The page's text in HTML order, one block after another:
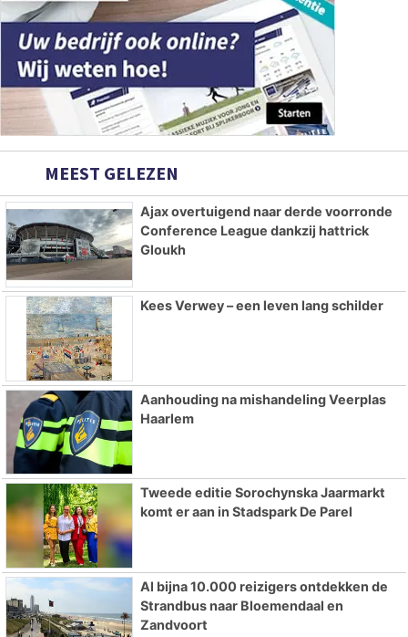
MEEST GELEZEN
Ajax overtuigend naar derde voorronde
Conference League dankzij hattrick
Gloukh
Kees Verwey – een leven lang schilder
Aanhouding na mishandeling Veerplas
Haarlem
Tweede editie Sorochynska Jaarmarkt
komt er aan in Stadspark De Parel
Al bijna 10.000 reizigers ontdekken de
Strandbus naar Bloemendaal en
Zandvoort